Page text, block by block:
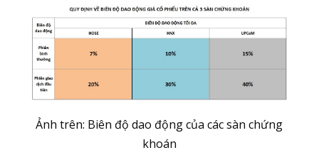
Ảnh trên: Biên độ dao động của các sàn chứng
khoán